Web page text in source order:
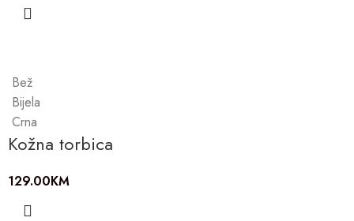
Bež
Bijela
Crna
Kožna torbica
129.00KM